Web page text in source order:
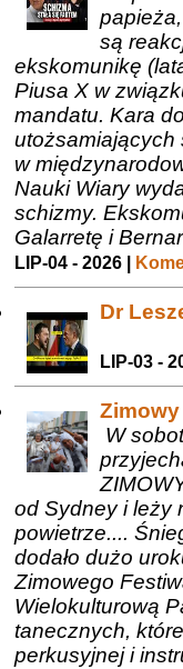
są
ekskomunikę
Piusa X w
mandatu. Kara
utożsamiających
w
Nauki Wiary
schizmy.
Galarretę i
LIP-04 - 2026 |
Dr
LIP-03 -
W
od Sydney i leży
powietrze....
dodało dużo
Zimowego
Wielokulturową
tanecznych,
perkusyjnej i